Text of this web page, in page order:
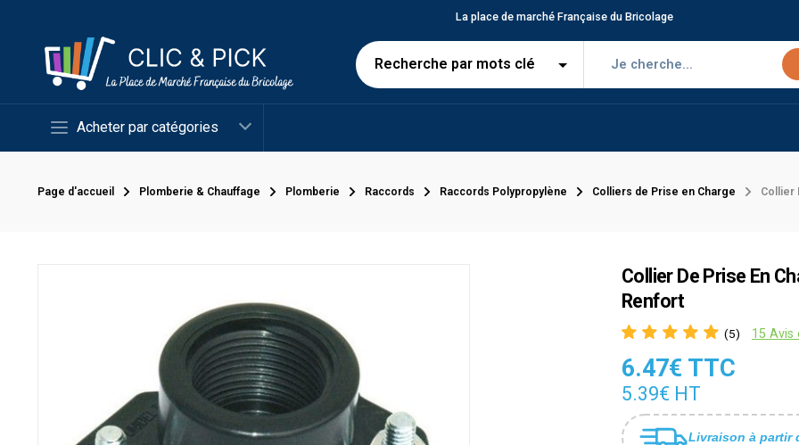
La place de marché Française du Bricolage
Acheter par catégories
Page d'accueil Plomberie & Chauffage Plomberie Raccords Raccords Polypropylène Colliers de Prise en Charge Collier
Collier De Prise En
Renfort
(5) 15 Avis
6.47€ TTC
5.39€ HT
Livraison à partir